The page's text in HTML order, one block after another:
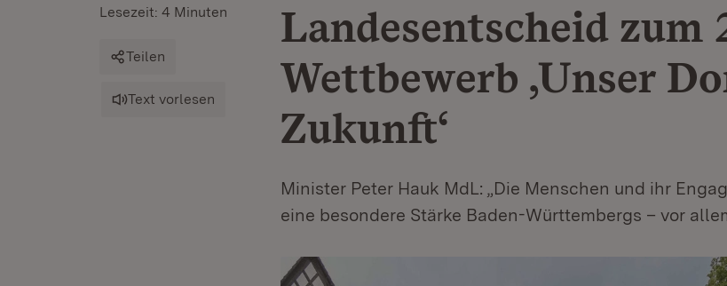
Landesentscheid zum
Wettbewerb ‚Unser
Zukunft‘
Minister Peter Hauk MdL: „Die Menschen und ihr
eine besondere Stärke Baden-Württembergs – vor
Lesezeit: 4 Minuten
Teilen
Text vorlesen